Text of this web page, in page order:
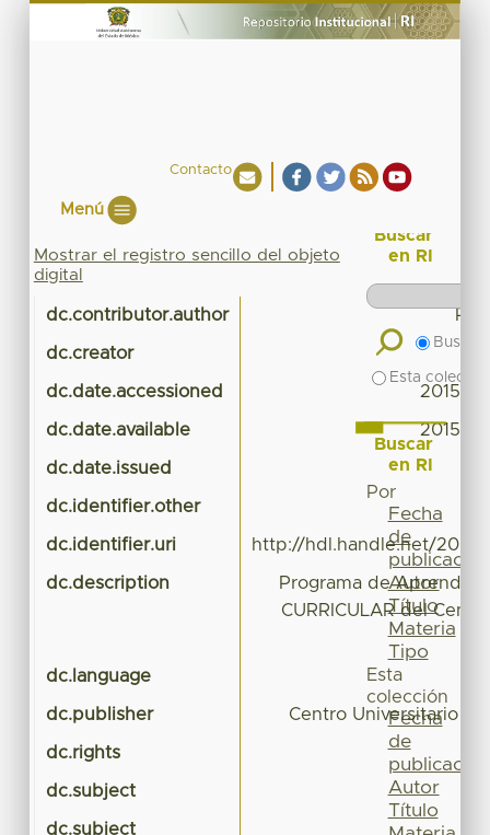
Contacto
Menú
Mostrar el registro sencillo del objeto
digital
dc.contributor.author
dc.creator
dc.date.accessioned 2015-
dc.date.available 2015-
dc.date.issued
dc.identifier.other
dc.identifier.uri http://hdl.handle.net/
dc.description
Programa de
CURRICULAR del
dc.language
dc.publisher Centro Universitario
dc.rights
dc.subject
dc.subject
Buscar
en RI
Buscar
Esta
Buscar
en RI
Por
Fecha
de
publicación
Autor
Título
Materia
Tipo
Esta
colección
Fecha
de
publicación
Autor
Título